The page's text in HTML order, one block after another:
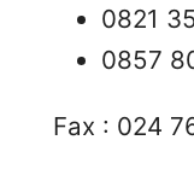
0821
0857
Fax : 024